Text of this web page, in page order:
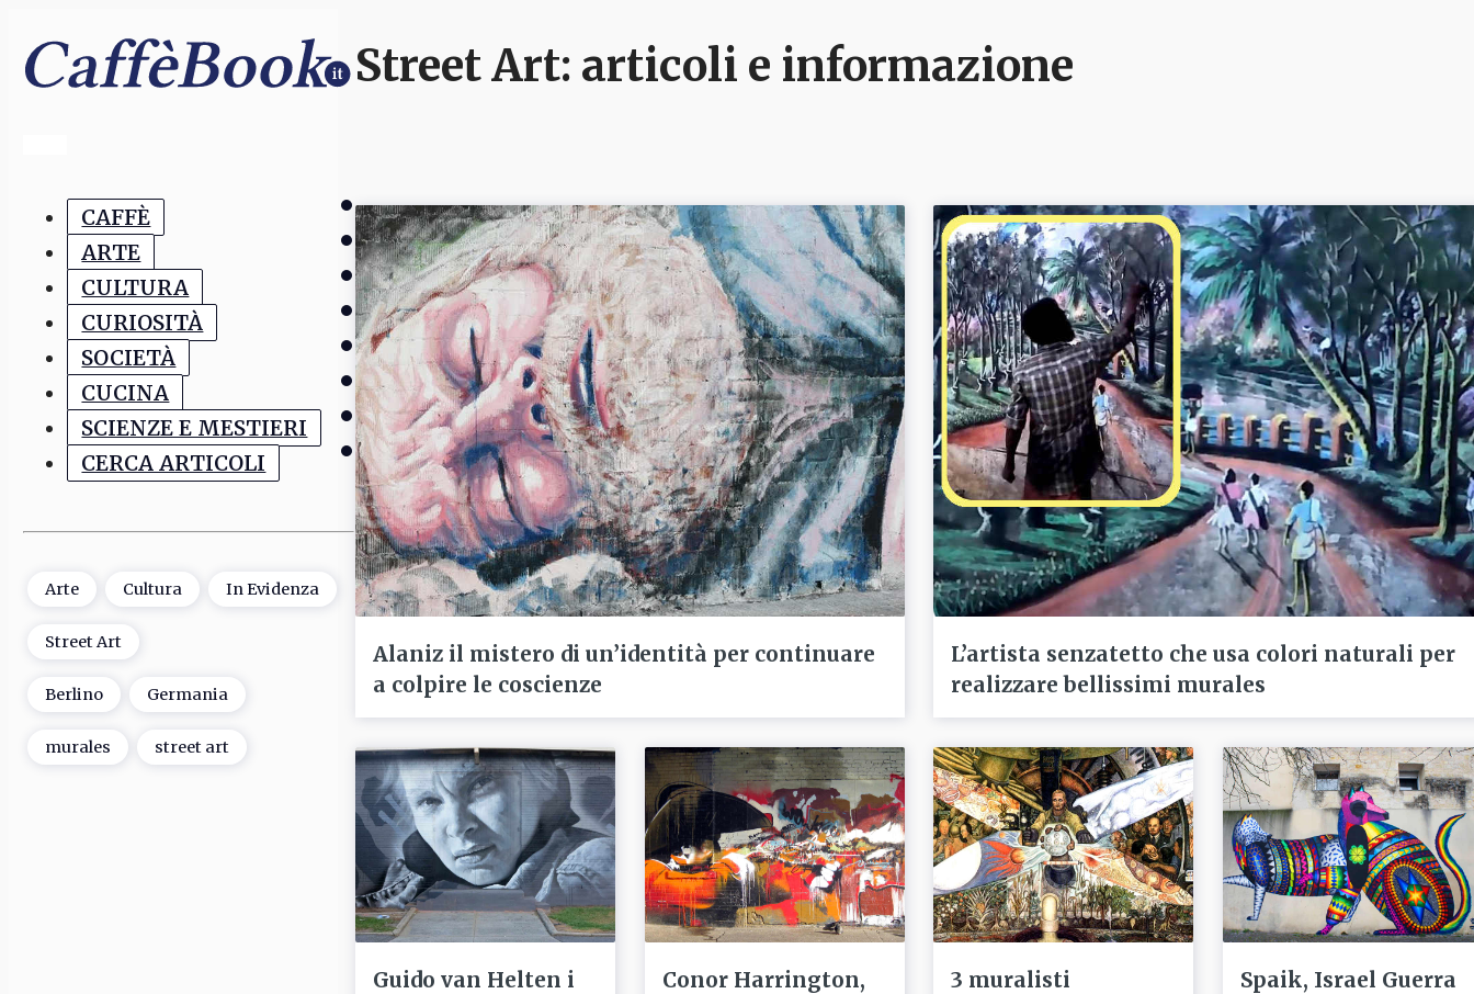
CAFFÈ
ARTE
CULTURA
CURIOSITÀ
SOCIETÀ
CUCINA
SCIENZE E MESTIERI
CERCA ARTICOLI
Arte Cultura In Evidenza
Street Art
Berlino Germania
murales street art
Street Art: articoli e informazione
Alaniz il mistero di un’identità per continuare
a colpire le coscienze
L’artista senzatetto che usa colori naturali per
realizzare bellissimi murales
Guido van Helten i
Conor Harrington,
3 muralisti
Spaik, Israel Guerra